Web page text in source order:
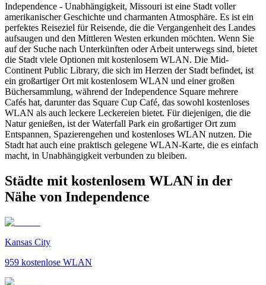
Independence - Unabhängigkeit, Missouri ist eine Stadt voller
amerikanischer Geschichte und charmanten Atmosphäre. Es ist ein
perfektes Reiseziel für Reisende, die die Vergangenheit des Landes
aufsaugen und den Mittleren Westen erkunden möchten. Wenn Sie
auf der Suche nach Unterkünften oder Arbeit unterwegs sind, bietet
die Stadt viele Optionen mit kostenlosem WLAN. Die Mid-
Continent Public Library, die sich im Herzen der Stadt befindet, ist
ein großartiger Ort mit kostenlosem WLAN und einer großen
Büchersammlung, während der Independence Square mehrere
Cafés hat, darunter das Square Cup Café, das sowohl kostenloses
WLAN als auch leckere Leckereien bietet. Für diejenigen, die die
Natur genießen, ist der Waterfall Park ein großartiger Ort zum
Entspannen, Spazierengehen und kostenloses WLAN nutzen. Die
Stadt hat auch eine praktisch gelegene WLAN-Karte, die es einfach
macht, in Unabhängigkeit verbunden zu bleiben.
Städte mit kostenlosem WLAN in der
Nähe von Independence
Kansas City
959 kostenlose WLAN